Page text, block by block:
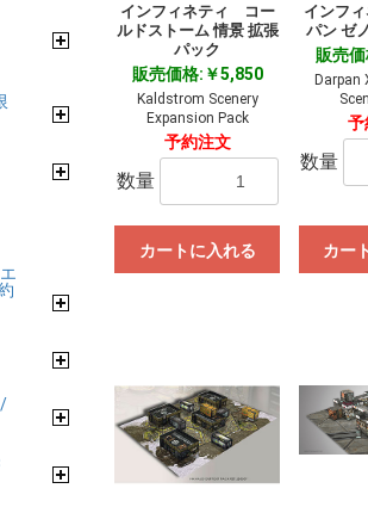
インフィネティ コー
ルドストーム 情景 拡張
パック
販売価格:￥5,850
Kaldstrom Scenery
Expansion Pack
予約注文
数量
カートに入れる
インフ
パン ゼ
販売
Darpan
予
数量
カー